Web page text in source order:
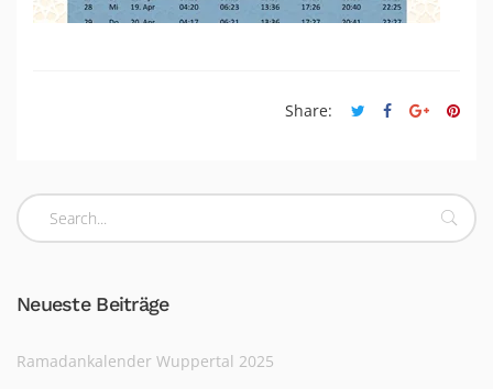
Share:
Neueste Beiträge
Ramadankalender Wuppertal 2025